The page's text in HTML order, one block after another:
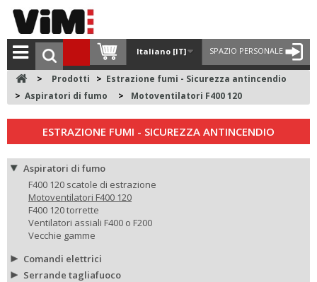
SPAZIO PERSONALE
Italiano [IT]
> Prodotti > Estrazione fumi - Sicurezza antincendio
> Aspiratori di fumo > Motoventilatori F400 120
ESTRAZIONE FUMI - SICUREZZA ANTINCENDIO
Aspiratori di fumo
F400 120 scatole di estrazione
Motoventilatori F400 120
F400 120 torrette
Ventilatori assiali F400 o F200
Vecchie gamme
Comandi elettrici
Serrande tagliafuoco